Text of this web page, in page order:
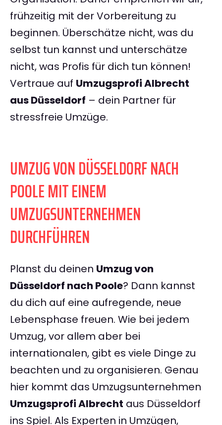
frühzeitig mit der Vorbereitung zu
beginnen. Überschätze nicht, was du
selbst tun kannst und unterschätze
nicht, was Profis für dich tun können!
Vertraue auf Umzugsprofi Albrecht
aus Düsseldorf – dein Partner für
stressfreie Umzüge.
UMZUG VON DÜSSELDORF NACH
POOLE MIT EINEM
UMZUGSUNTERNEHMEN
DURCHFÜHREN
Planst du deinen Umzug von
Düsseldorf nach Poole? Dann kannst
du dich auf eine aufregende, neue
Lebensphase freuen. Wie bei jedem
Umzug, vor allem aber bei
internationalen, gibt es viele Dinge zu
beachten und zu organisieren. Genau
hier kommt das Umzugsunternehmen
Umzugsprofi Albrecht aus Düsseldorf
ins Spiel. Als Experten in Umzügen,